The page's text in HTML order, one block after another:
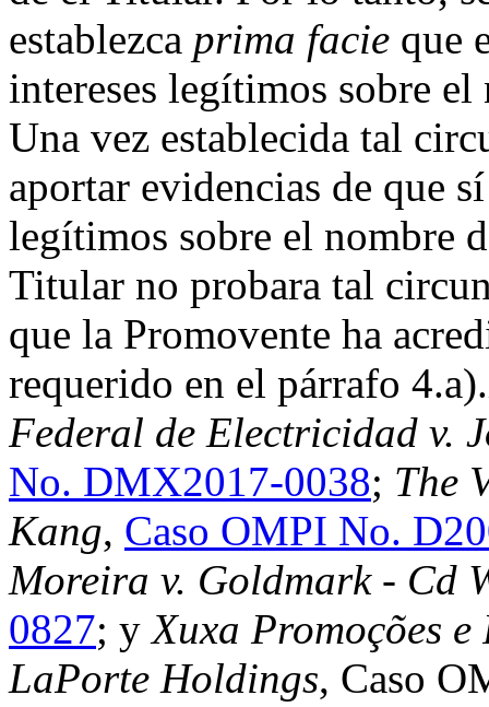
establezca prima facie que
intereses legítimos sobre
Una vez establecida tal
aportar evidencias de que
legítimos sobre el nombre
Titular no probara tal
que la Promovente ha
requerido en el párrafo
Federal de Electricidad v.
No. DMX2017-0038; The
Kang, Caso OMPI No.
Moreira v. Goldmark - Cd
0827; yXuxa Promoções
LaPorte Holdings, Caso